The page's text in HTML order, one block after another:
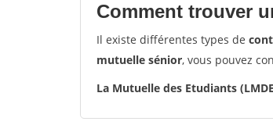
Comment trouver
Il existe différentes types de
mutuelle sénior, vous pouvez
La Mutuelle des Etudiants